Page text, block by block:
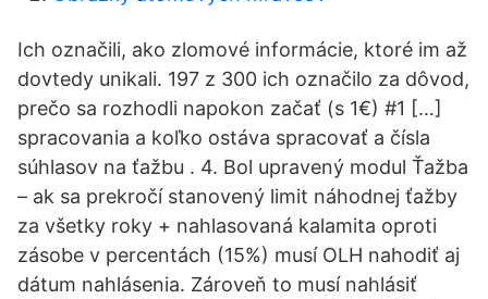
Ich označili, ako zlomové informácie, ktoré im až
dovtedy unikali. 197 z 300 ich označilo za dôvod,
prečo sa rozhodli napokon začať (s 1€) #1 […]
spracovania a koľko ostáva spracovať a čísla
súhlasov na ťažbu . 4. Bol upravený modul Ťažba
– ak sa prekročí stanovený limit náhodnej ťažby
za všetky roky + nahlasovaná kalamita oproti
zásobe v percentách (15%) musí OLH nahodiť aj
dátum nahlásenia. Zároveň to musí nahlásiť